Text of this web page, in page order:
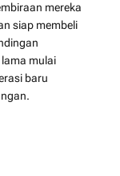
mereka
siap membeli
mulai
baru